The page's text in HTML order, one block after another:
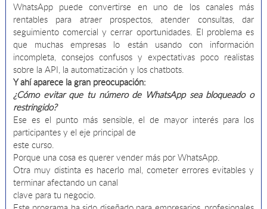
WhatsApp puede convertirse en uno de los canales más
rentables para atraer prospectos, atender consultas, dar
seguimiento comercial y cerrar oportunidades. El problema es
que muchas empresas lo están usando con información
incompleta, consejos confusos y expectativas poco realistas
sobre la API, la automatización y los chatbots.
Y ahí aparece la gran preocupación:
¿Cómo evitar que tu número de WhatsApp sea bloqueado o
restringido?
Ese es el punto más sensible, el de mayor interés para los
participantes y el eje principal de
este curso.
Porque una cosa es querer vender más por WhatsApp.
Otra muy distinta es hacerlo mal, cometer errores evitables y
terminar afectando un canal
clave para tu negocio.